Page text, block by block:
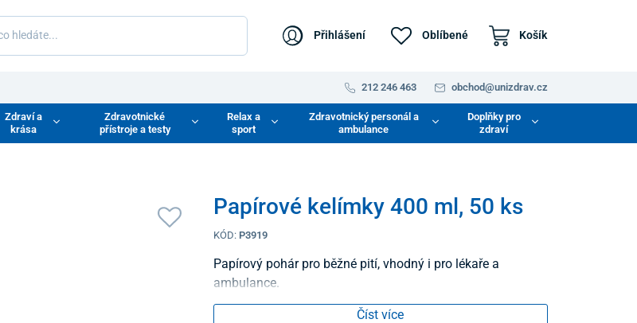
Přihlášení Oblíbené Košík
212 246 463 obchod@unizdrav.cz
Zdraví a
krása
Zdravotnické
přístroje a testy
Relax a
sport
Zdravotnický personál a
ambulance
Doplňky pro
zdraví
Papírové kelímky 400 ml, 50 ks
KÓD: P3919
Papírový pohár pro běžné pití, vhodný i pro lékaře a
ambulance.
Číst více